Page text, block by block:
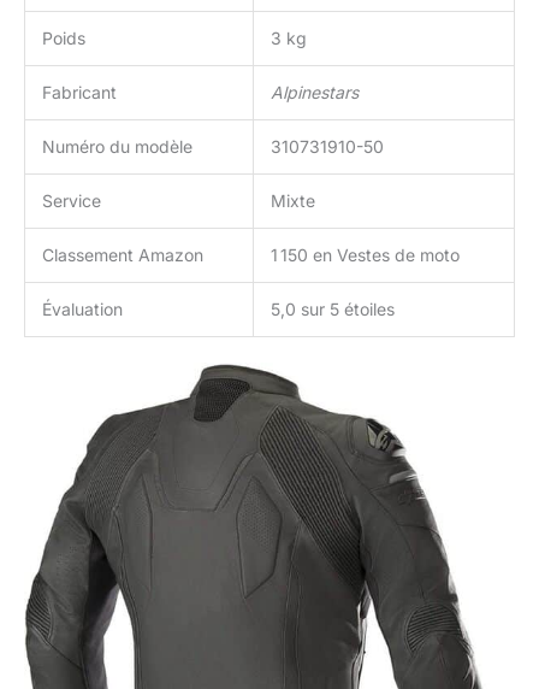
Poids 3 kg
Fabricant Alpinestars
Numéro du modèle 310731910-50
Service Mixte
Classement Amazon 1 150 en Vestes de moto
Évaluation 5,0 sur 5 étoiles